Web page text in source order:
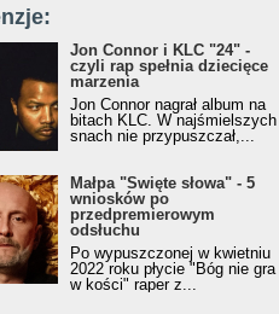
Jon Connor i KLC "24" -
czyli rap spełnia dziecięce
marzenia
Jon Connor nagrał album na
bitach KLC. W najśmielszych
snach nie przypuszczał,...
Małpa "Święte słowa" - 5
wniosków po
przedpremierowym
odsłuchu
Po wypuszczonej w kwietniu
2022 roku płycie "Bóg nie gra
w kości" raper z...